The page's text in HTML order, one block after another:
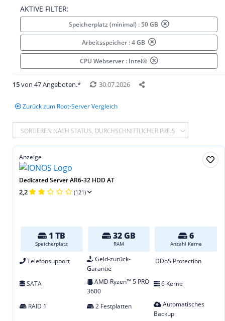
AKTIVE FILTER:
Speicherplatz (minimal) : 50 GB
Arbeitsspeicher : 4 GB
CPU Webserver : Intel®
15von 47 Angeboten.* 30.07.2026
Zurück zum Root-Server Vergleich
SORTIEREN NACH STATUS, DURCHSCHNITTLICHER PREIS
Anzeige
Dedicated Server AR6-32 HDD AT
2,2 (121)
1 TB
Speicherplatz
32 GB
RAM
6
Anzahl Kerne
Telefonsupport
Geld-zurück-
Garantie
DDoS Protection
SATA
AMD Ryzen™ 5 PRO
3600
6 Kerne
RAID 1 2 Festplatten
Automatisches
Backup